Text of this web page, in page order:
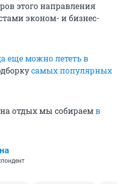
этого направления
эконом- и бизнес-
еще можно лететь в
самых популярных
отдых мы собираемв